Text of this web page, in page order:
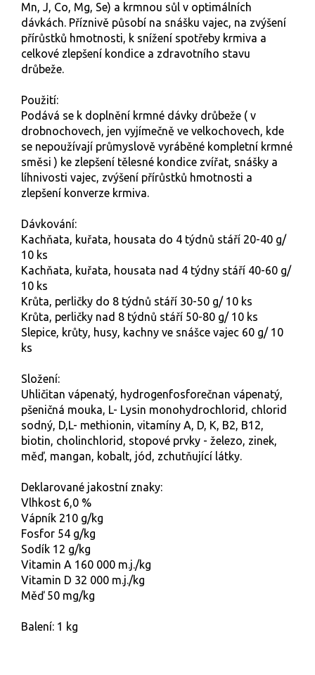
Mn, J, Co, Mg, Se) a krmnou sůl v optimálních
dávkách. Příznivě působí na snášku vajec, na zvýšení
přírůstků hmotnosti, k snížení spotřeby krmiva a
celkové zlepšení kondice a zdravotního stavu
drůbeže.
Použití:
Podává se k doplnění krmné dávky drůbeže ( v
drobnochovech, jen vyjímečně ve velkochovech, kde
se nepoužívají průmyslově vyráběné kompletní krmné
směsi ) ke zlepšení tělesné kondice zvířat, snášky a
líhnivosti vajec, zvýšení přírůstků hmotnosti a
zlepšení konverze krmiva.
Dávkování:
Kachňata, kuřata, housata do 4 týdnů stáří 20-40 g/
10 ks
Kachňata, kuřata, housata nad 4 týdny stáří 40-60 g/
10 ks
Krůta, perličky do 8 týdnů stáří 30-50 g/ 10 ks
Krůta, perličky nad 8 týdnů stáří 50-80 g/ 10 ks
Slepice, krůty, husy, kachny ve snášce vajec 60 g/ 10
ks
Složení:
Uhličitan vápenatý, hydrogenfosforečnan vápenatý,
pšeničná mouka, L- Lysin monohydrochlorid, chlorid
sodný, D,L- methionin, vitamíny A, D, K, B2, B12,
biotin, cholinchlorid, stopové prvky - železo, zinek,
měď, mangan, kobalt, jód, zchutňující látky.
Deklarované jakostní znaky:
Vlhkost 6,0 %
Vápník 210 g/kg
Fosfor 54 g/kg
Sodík 12 g/kg
Vitamin A 160 000 m.j./kg
Vitamin D 32 000 m.j./kg
Měď 50 mg/kg
Balení: 1 kg